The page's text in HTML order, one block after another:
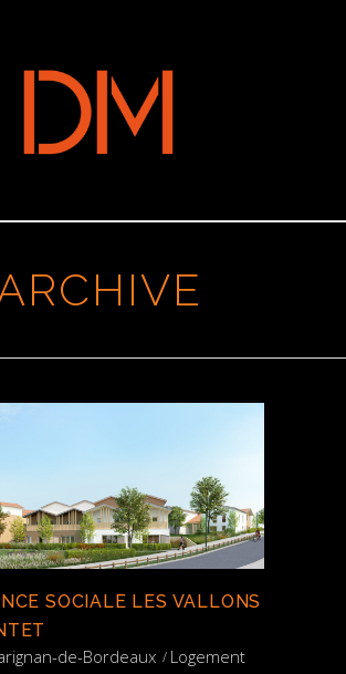
SOCIALE LES VALLONS
de-Bordeaux Logement